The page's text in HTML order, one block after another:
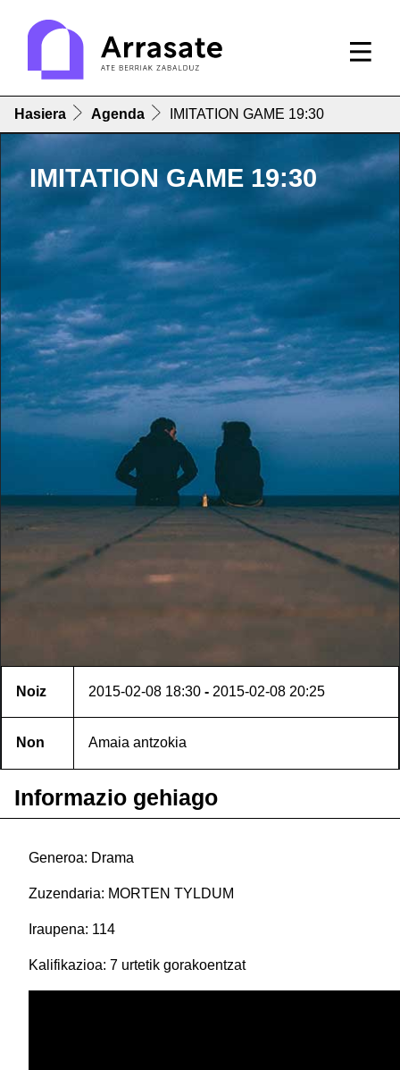
Hasiera Agenda IMITATION GAME 19:30
IMITATION GAME 19:30
Noiz 2015-02-08 18:30 - 2015-02-08 20:25
Non Amaia antzokia
Informazio gehiago
Generoa: Drama
Zuzendaria: MORTEN TYLDUM
Iraupena: 114
Kalifikazioa: 7 urtetik gorakoentzat